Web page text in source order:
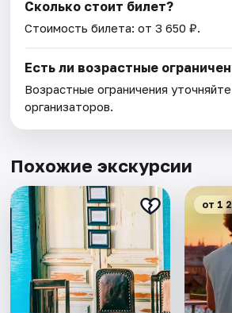
Сколько стоит билет?
Стоимость билета: от 3 650 ₽.
Есть ли возрастные
Возрастные ограничения
организаторов.
Похожие экскурсии
от 1